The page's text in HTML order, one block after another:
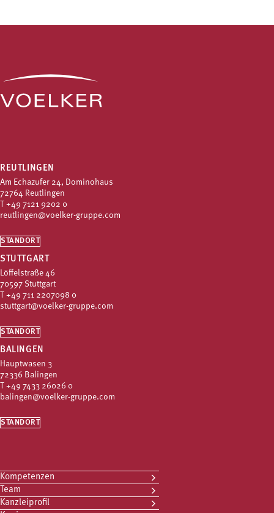
REUTLINGEN
Am Echazufer 24, Dominohaus
72764 Reutlingen
+49 7121 9202 0
reutlingen@voelker-gruppe.com
STANDORT
STUTTGART
Löffelstraße 46
70597 Stuttgart
+49 711 2207098 0
stuttgart@voelker-gruppe.com
STANDORT
BALINGEN
Hauptwasen 3
72336 Balingen
+49 7433 26026 0
balingen@voelker-gruppe.com
STANDORT
Kompetenzen
Team
Kanzleiprofil